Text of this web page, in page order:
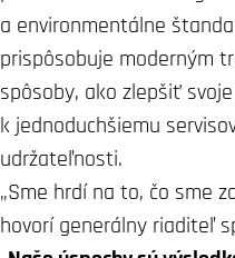
a environmentálne
prispôsobuje moderným
spôsoby, ako zlepšiť
k jednoduchšiemu
udržateľnosti.
„Sme hrdí na to, čo sme
hovorí generálny riaditeľ